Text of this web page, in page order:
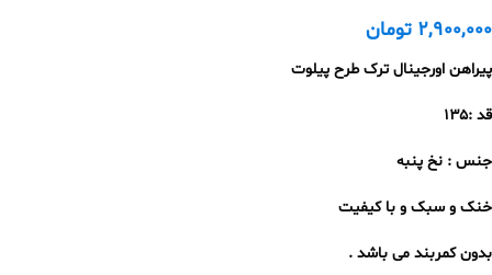
2,900,000 تومان
پیراهن اورجینال ترک طرح پیلوت
قد :۱۳۵
جنس : نخ پنبه
خنک و سبک و با کیفیت
بدون کمربند می باشد .